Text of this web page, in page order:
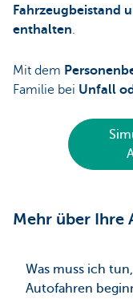
Fahrzeugbeistand
enthalten.
Mit dem
Familie bei Unfall
Mehr über Ihre
Was muss ich
Autofahren